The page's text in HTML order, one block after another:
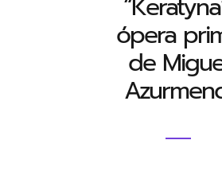
ópera
de